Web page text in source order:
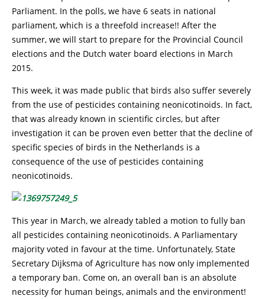
Parliament. In the polls, we have 6 seats in national
parliament, which is a threefold increase!! After the
summer, we will start to prepare for the Provincial Council
elections and the Dutch water board elections in March
2015.
This week, it was made public that birds also suffer severely
from the use of pesticides containing neonicotinoids. In fact,
that was already known in scientific circles, but after
investigation it can be proven even better that the decline of
specific species of birds in the Netherlands is a
consequence of the use of pesticides containing
neonicotinoids.
This year in March, we already tabled a motion to fully ban
all pesticides containing neonicotinoids. A Parliamentary
majority voted in favour at the time. Unfortunately, State
Secretary Dijksma of Agriculture has now only implemented
a temporary ban. Come on, an overall ban is an absolute
necessity for human beings, animals and the environment!